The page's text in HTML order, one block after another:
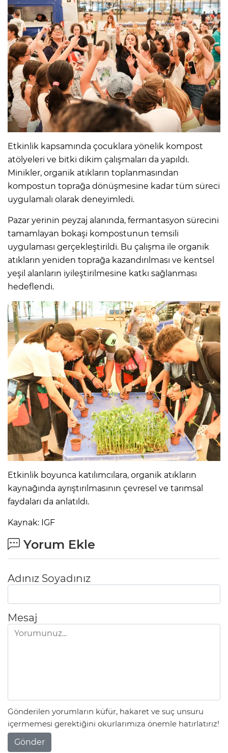
Etkinlik kapsamında çocuklara yönelik kompost
atölyeleri ve bitki dikim çalışmaları da yapıldı.
Minikler, organik atıkların toplanmasından
kompostun toprağa dönüşmesine kadar tüm süreci
uygulamalı olarak deneyimledi.
Pazar yerinin peyzaj alanında, fermantasyon sürecini
tamamlayan bokaşi kompostunun temsili
uygulaması gerçekleştirildi. Bu çalışma ile organik
atıkların yeniden toprağa kazandırılması ve kentsel
yeşil alanların iyileştirilmesine katkı sağlanması
hedeflendi.
Etkinlik boyunca katılımcılara, organik atıkların
kaynağında ayrıştırılmasının çevresel ve tarımsal
faydaları da anlatıldı.
Kaynak: IGF
Yorum Ekle
Adınız Soyadınız
Mesaj
Gönderilen yorumların küfür, hakaret ve suç unsuru
içermemesi gerektiğini okurlarımıza önemle hatırlatırız!
Gönder